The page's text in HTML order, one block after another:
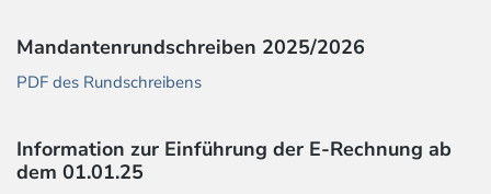
Mandantenrundschreiben 2025/2026
PDF des Rundschreibens
Information zur Einführung der E-Rechnung ab
dem 01.01.25